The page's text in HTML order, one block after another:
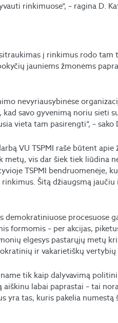
rinkimuose“, – ragina D.
į rinkimus rodo tam
jauniems žmonėms
nevyriausybinėse
kad savo gyvenimą noriu sieti
vieta tam pasirengti“, – sako
VU TSPMI rašė būtent apie
metų, vis dar šiek tiek liūdina
TSPMI bendruomenėje,
Šitą džiaugsmą jaučiu
demokratiniuose procesuose
formomis – per akcijas,
elgesys pastarųjų metų
ir vakarietiškų vertybių
tik kaip dalyvavimą
labai paprastai – tai
yra tas, kuris pakelia numestą